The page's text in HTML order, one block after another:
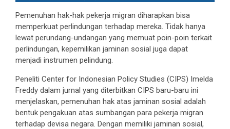
Pemenuhan hak-hak pekerja migran diharapkan bisa
memperkuat perlindungan terhadap mereka. Tidak hanya
lewat perundang-undangan yang memuat poin-poin terkait
perlindungan, kepemilikan jaminan sosial juga dapat
menjadi instrumen pelindung.
Peneliti Center for Indonesian Policy Studies (CIPS) Imelda
Freddy dalam jurnal yang diterbitkan CIPS baru-baru ini
menjelaskan, pemenuhan hak atas jaminan sosial adalah
bentuk pengakuan atas sumbangan para pekerja migran
terhadap devisa negara. Dengan memiliki jaminan sosial,